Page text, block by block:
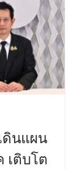
ดินแผน
เติบโต